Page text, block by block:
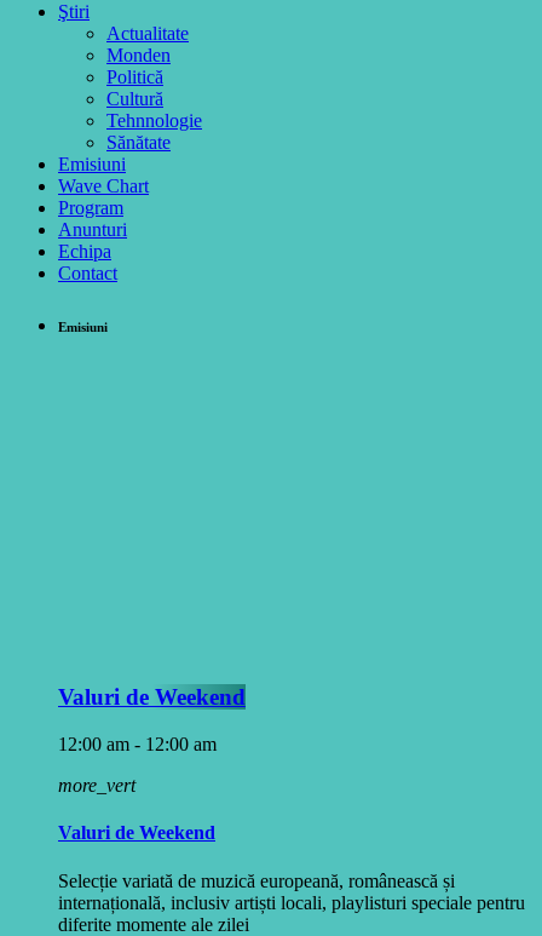
Ştiri
Actualitate
Monden
Politică
Cultură
Tehnnologie
Sănătate
Emisiuni
Wave Chart
Program
Anunturi
Echipa
Contact
Emisiuni
Valuri de Weekend
12:00 am - 12:00 am
more_vert
Valuri de Weekend
Selecție variată de muzică europeană, românească și
internațională, inclusiv artiști locali, playlisturi speciale pentru
diferite momente ale zilei